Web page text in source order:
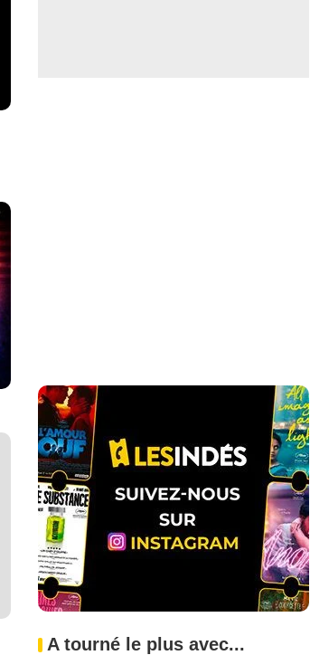
A tourné le plus avec...